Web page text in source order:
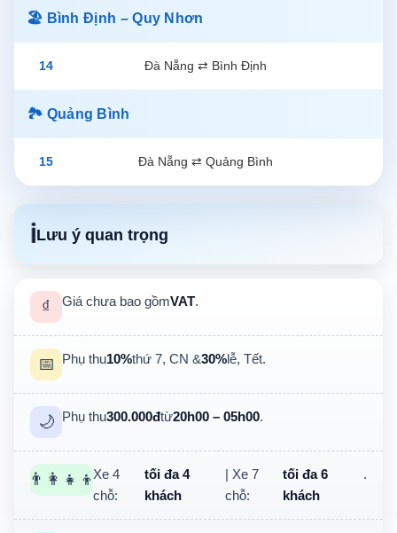
🏖️ Bình Định – Quy Nhơn
14 Đà Nẵng ⇄ Bình Định
🏞️ Quảng Bình
15 Đà Nẵng ⇄ Quảng Bình
ℹ️Lưu ý quan trọng
₫ Giá chưa bao gồmVAT.
📅 Phụ thu10%thứ 7, CN &30%lễ, Tết.
🌙 Phụ thu300.000đtừ20h00 – 05h00.
👨‍👩‍👧‍👦Xe 4
chỗ:
tối đa 4
khách
| Xe 7
chỗ:
tối đa 6
khách
.